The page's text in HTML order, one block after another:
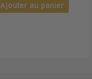
Ajouter au panier